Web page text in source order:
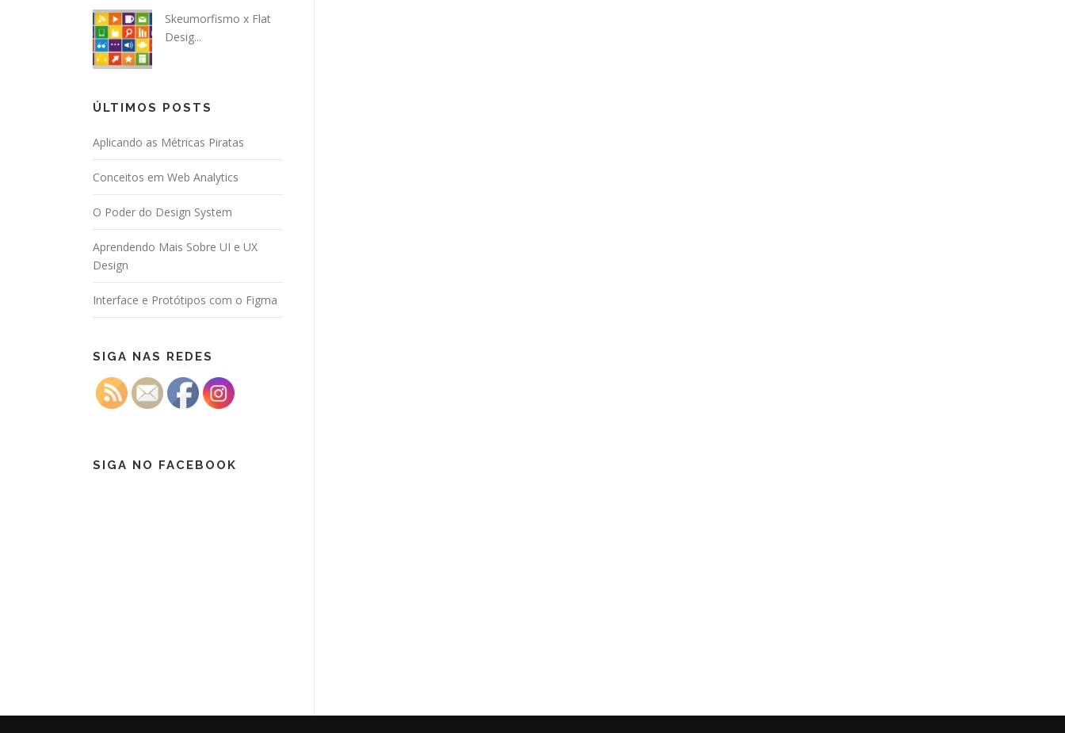
Skeumorfismo x Flat
Desig...
ÚLTIMOS POSTS
Aplicando as Métricas Piratas
Conceitos em Web Analytics
O Poder do Design System
Aprendendo Mais Sobre UI e UX
Design
Interface e Protótipos com o Figma
SIGA NAS REDES
SIGA NO FACEBOOK